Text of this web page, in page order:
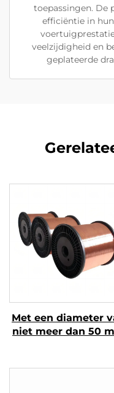
toepassingen. De
efficiëntie in
veelzijdigheid en
geplateerde
Met een diameter
niet meer dan 50